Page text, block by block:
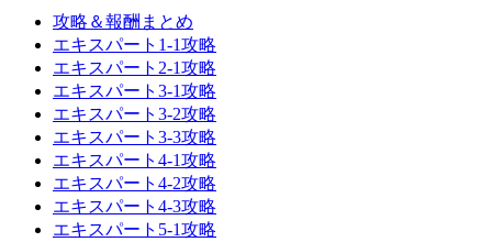
攻略＆報酬まとめ
エキスパート1-1攻略
エキスパート2-1攻略
エキスパート3-1攻略
エキスパート3-2攻略
エキスパート3-3攻略
エキスパート4-1攻略
エキスパート4-2攻略
エキスパート4-3攻略
エキスパート5-1攻略